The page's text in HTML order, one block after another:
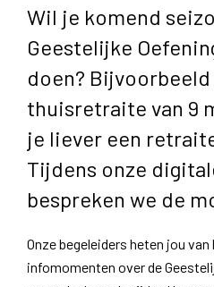
Wil je komend
Geestelijke
doen?
thuisretraite van 9
je liever een
Tijdens onze
bespreken we de
Onze begeleiders heten jou
infomomenten over de